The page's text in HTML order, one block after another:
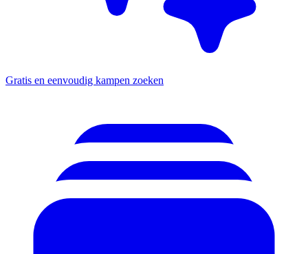
Gratis en eenvoudig kampen zoeken